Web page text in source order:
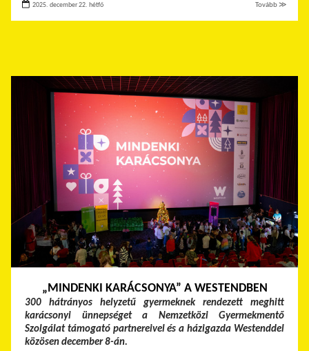
2025. december 22. hétfő Tovább ≫
„MINDENKI KARÁCSONYA” A WESTENDBEN
300 hátrányos helyzetű gyermeknek rendezett meghitt
karácsonyi ünnepséget a Nemzetközi Gyermekmentő
Szolgálat támogató partnereivel és a házigazda Westenddel
közösen december 8-án.